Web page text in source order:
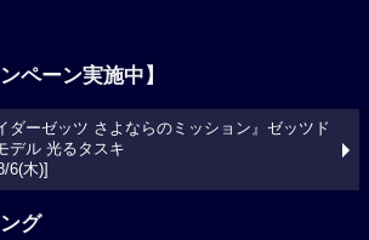
ペーン実施中】
ダーゼッツ さよならのミッション』ゼッツド
デル 光るタスキ
6(木)]
グ